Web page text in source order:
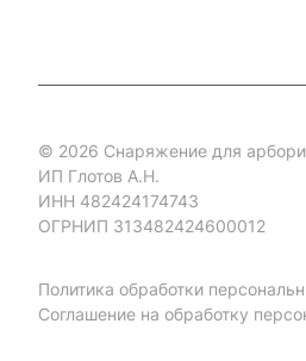
© 2026 Снаряжение для
ИП Глотов А.Н.
ИНН 482424174743
ОГРНИП 313482424600012
Политика обработки
Соглашение на обработку